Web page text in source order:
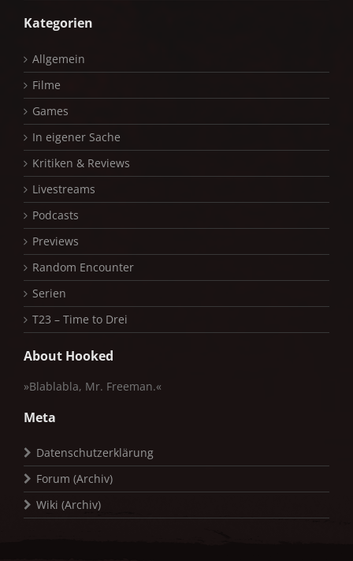
Kategorien
Allgemein
Filme
Games
In eigener Sache
Kritiken & Reviews
Livestreams
Podcasts
Previews
Random Encounter
Serien
T23 – Time to Drei
About Hooked
»Blablabla, Mr. Freeman.«
Meta
Datenschutzerklärung
Forum (Archiv)
Wiki (Archiv)